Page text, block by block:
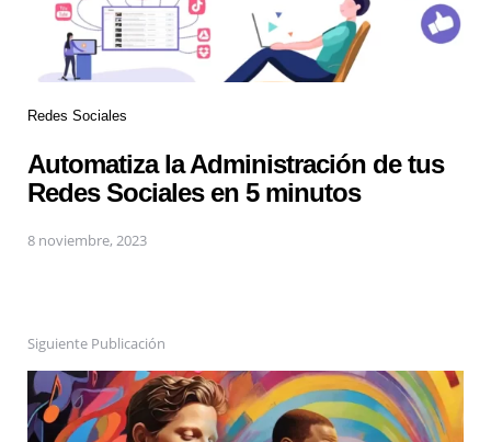
Redes Sociales
Automatiza la Administración de tus
Redes Sociales en 5 minutos
8 noviembre, 2023
Siguiente Publicación